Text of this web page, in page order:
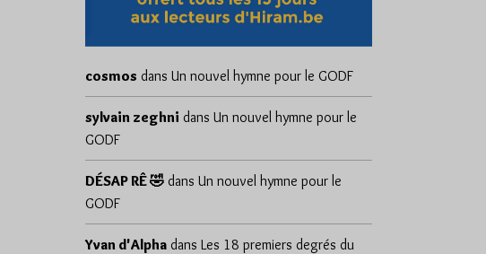
cosmos dans Un nouvel hymne pour le GODF
sylvain zeghni dans Un nouvel hymne pour le
GODF
DÉSAP RÊ 🤣 dans Un nouvel hymne pour le
GODF
Yvan d'Alpha dans Les 18 premiers degrés du